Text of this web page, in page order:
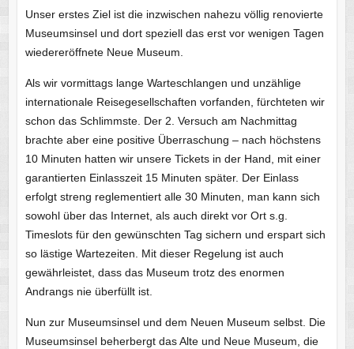
Unser erstes Ziel ist die inzwischen nahezu völlig renovierte
Museumsinsel und dort speziell das erst vor wenigen Tagen
wiedereröffnete Neue Museum.
Als wir vormittags lange Warteschlangen und unzählige
internationale Reisegesellschaften vorfanden, fürchteten wir
schon das Schlimmste. Der 2. Versuch am Nachmittag
brachte aber eine positive Überraschung – nach höchstens
10 Minuten hatten wir unsere Tickets in der Hand, mit einer
garantierten Einlasszeit 15 Minuten später. Der Einlass
erfolgt streng reglementiert alle 30 Minuten, man kann sich
sowohl über das Internet, als auch direkt vor Ort s.g.
Timeslots für den gewünschten Tag sichern und erspart sich
so lästige Wartezeiten. Mit dieser Regelung ist auch
gewährleistet, dass das Museum trotz des enormen
Andrangs nie überfüllt ist.
Nun zur Museumsinsel und dem Neuen Museum selbst. Die
Museumsinsel beherbergt das Alte und Neue Museum, die